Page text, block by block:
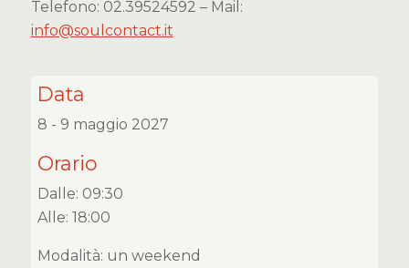
Telefono: 02.39524592 – Mail:
info@soulcontact.it
Data
8 - 9 maggio 2027
Orario
Dalle: 09:30
Alle: 18:00
Modalità: un weekend